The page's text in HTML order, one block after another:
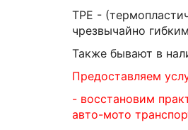
TPE -
чрезвычайно
Также бывают в
Предоставляем
- восстановим
авто-мото